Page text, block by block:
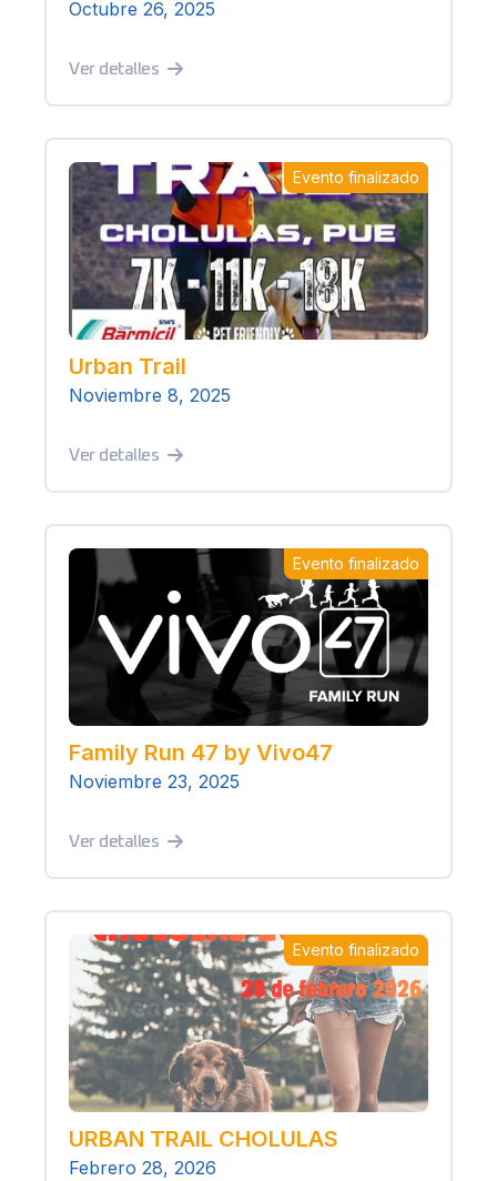
Octubre 26, 2025
Ver detalles
Evento finalizado
Urban Trail
Noviembre 8, 2025
Ver detalles
Evento finalizado
Family Run 47 by Vivo47
Noviembre 23, 2025
Ver detalles
Evento finalizado
URBAN TRAIL CHOLULAS
Febrero 28, 2026